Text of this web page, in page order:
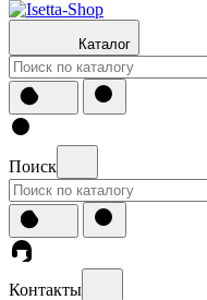
Каталог
Поиск
Контакты